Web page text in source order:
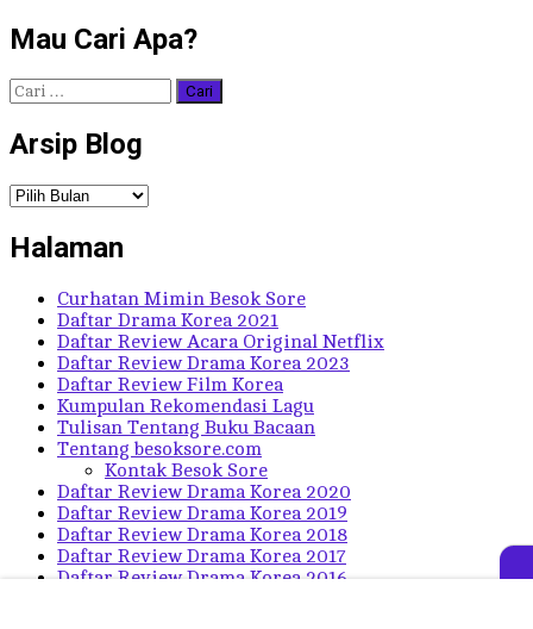
Mau Cari Apa?
Cari
Arsip Blog
Arsip
Halaman
Curhatan Mimin Besok Sore
Daftar Drama Korea 2021
Daftar Review Acara Original Netflix
Daftar Review Drama Korea 2023
Daftar Review Film Korea
Kumpulan Rekomendasi Lagu
Tulisan Tentang Buku Bacaan
Tentang besoksore.com
Kontak Besok Sore
Daftar Review Drama Korea 2020
Daftar Review Drama Korea 2019
Daftar Review Drama Korea 2018
Daftar Review Drama Korea 2017
Daftar Review Drama Korea 2016